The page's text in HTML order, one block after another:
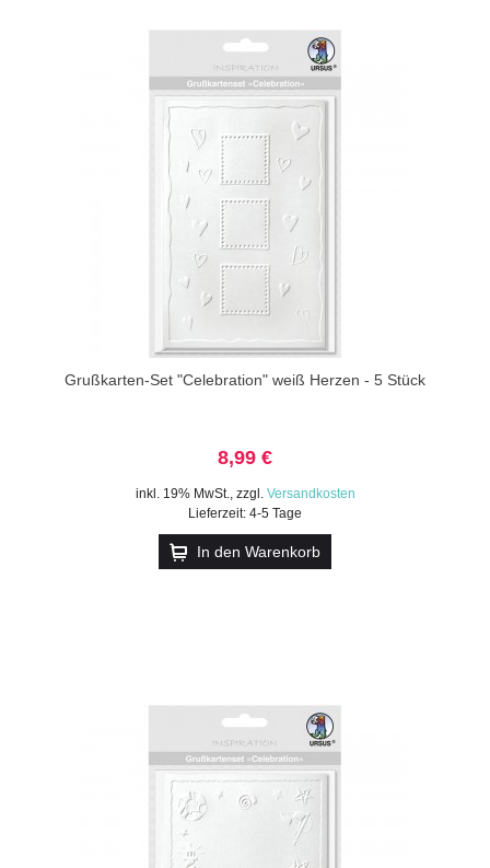
Grußkarten-Set "Celebration" weiß Herzen - 5 Stück
8,99 €
inkl. 19% MwSt., zzgl. Versandkosten
Lieferzeit: 4-5 Tage
In den Warenkorb